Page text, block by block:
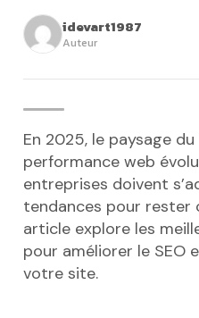
idevart1987
Auteur
En 2025, le paysage
performance web
entreprises doivent
tendances pour rester
article explore les
pour améliorer le SEO
votre site.